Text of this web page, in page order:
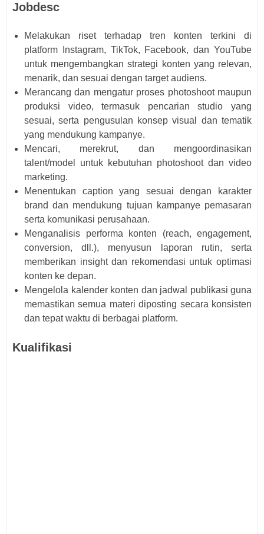
Jobdesc
Melakukan riset terhadap tren konten terkini di
platform Instagram, TikTok, Facebook, dan YouTube
untuk mengembangkan strategi konten yang relevan,
menarik, dan sesuai dengan target audiens.
Merancang dan mengatur proses photoshoot maupun
produksi video, termasuk pencarian studio yang
sesuai, serta pengusulan konsep visual dan tematik
yang mendukung kampanye.
Mencari, merekrut, dan mengoordinasikan
talent/model untuk kebutuhan photoshoot dan video
marketing.
Menentukan caption yang sesuai dengan karakter
brand dan mendukung tujuan kampanye pemasaran
serta komunikasi perusahaan.
Menganalisis performa konten (reach, engagement,
conversion, dll.), menyusun laporan rutin, serta
memberikan insight dan rekomendasi untuk optimasi
konten ke depan.
Mengelola kalender konten dan jadwal publikasi guna
memastikan semua materi diposting secara konsisten
dan tepat waktu di berbagai platform.
Kualifikasi